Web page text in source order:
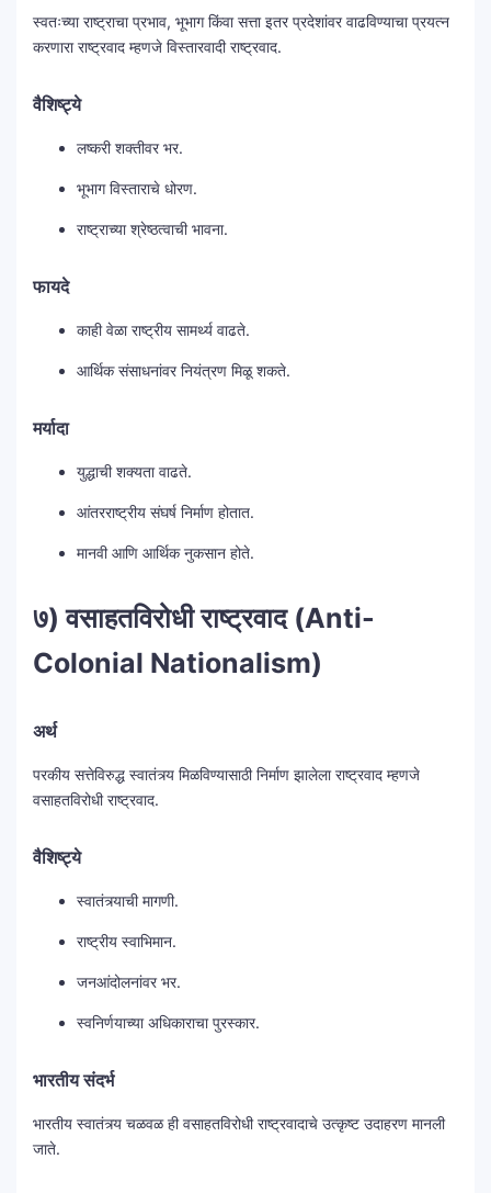
स्वतःच्या राष्ट्राचा प्रभाव, भूभाग किंवा सत्ता इतर प्रदेशांवर वाढविण्याचा प्रयत्न
करणारा राष्ट्रवाद म्हणजे विस्तारवादी राष्ट्रवाद.
वैशिष्ट्ये
लष्करी शक्तीवर भर.
भूभाग विस्ताराचे धोरण.
राष्ट्राच्या श्रेष्ठत्वाची भावना.
फायदे
काही वेळा राष्ट्रीय सामर्थ्य वाढते.
आर्थिक संसाधनांवर नियंत्रण मिळू शकते.
मर्यादा
युद्धाची शक्यता वाढते.
आंतरराष्ट्रीय संघर्ष निर्माण होतात.
मानवी आणि आर्थिक नुकसान होते.
७) वसाहतविरोधी राष्ट्रवाद (Anti-
Colonial Nationalism)
अर्थ
परकीय सत्तेविरुद्ध स्वातंत्र्य मिळविण्यासाठी निर्माण झालेला राष्ट्रवाद म्हणजे
वसाहतविरोधी राष्ट्रवाद.
वैशिष्ट्ये
स्वातंत्र्याची मागणी.
राष्ट्रीय स्वाभिमान.
जनआंदोलनांवर भर.
स्वनिर्णयाच्या अधिकाराचा पुरस्कार.
भारतीय संदर्भ
भारतीय स्वातंत्र्य चळवळ ही वसाहतविरोधी राष्ट्रवादाचे उत्कृष्ट उदाहरण मानली
जाते.